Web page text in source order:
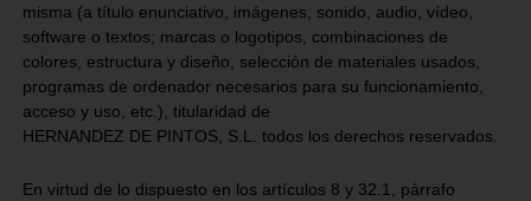
misma (a título enunciativo, imágenes, sonido, audio, vídeo,
software o textos; marcas o logotipos, combinaciones de
colores, estructura y diseño, selección de materiales usados,
programas de ordenador necesarios para su funcionamiento,
acceso y uso, etc.), titularidad de
HERNANDEZ DE PINTOS, S.L. todos los derechos reservados.
En virtud de lo dispuesto en los artículos 8 y 32.1, párrafo